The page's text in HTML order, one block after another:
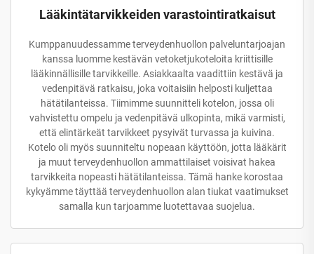
Lääkintätarvikkeiden varastointiratkaisut
Kumppanuudessamme terveydenhuollon palveluntarjoajan
kanssa luomme kestävän vetoketjukoteloita kriittisille
lääkinnällisille tarvikkeille. Asiakkaalta vaadittiin kestävä ja
vedenpitävä ratkaisu, joka voitaisiin helposti kuljettaa
hätätilanteissa. Tiimimme suunnitteli kotelon, jossa oli
vahvistettu ompelu ja vedenpitävä ulkopinta, mikä varmisti,
että elintärkeät tarvikkeet pysyivät turvassa ja kuivina.
Kotelo oli myös suunniteltu nopeaan käyttöön, jotta lääkärit
ja muut terveydenhuollon ammattilaiset voisivat hakea
tarvikkeita nopeasti hätätilanteissa. Tämä hanke korostaa
kykyämme täyttää terveydenhuollon alan tiukat vaatimukset
samalla kun tarjoamme luotettavaa suojelua.